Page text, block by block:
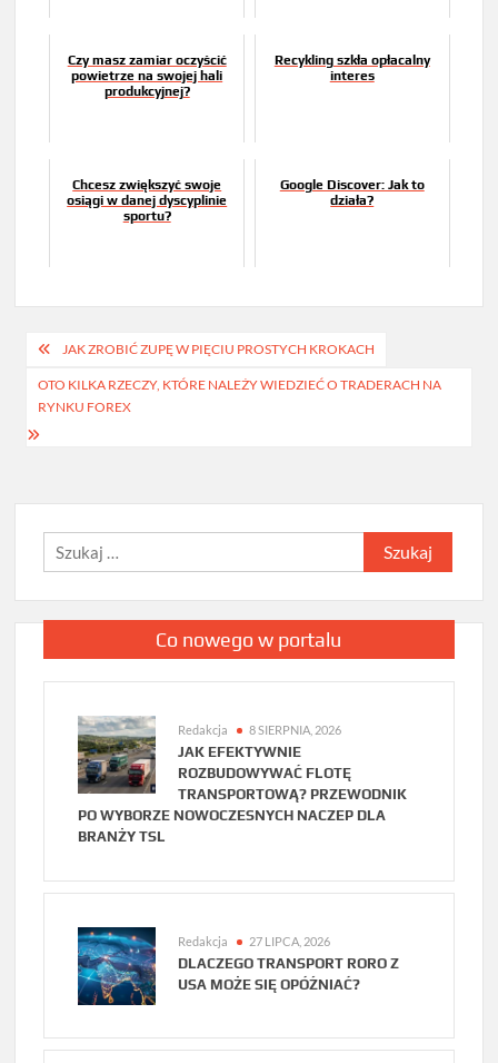
Czy masz zamiar oczyścić
powietrze na swojej hali
produkcyjnej?
Recykling szkła opłacalny
interes
Chcesz zwiększyć swoje
osiągi w danej dyscyplinie
sportu?
Google Discover: Jak to
działa?
Nawigacja
wpisu
JAK ZROBIĆ ZUPĘ W PIĘCIU PROSTYCH KROKACH
OTO KILKA RZECZY, KTÓRE NALEŻY WIEDZIEĆ O TRADERACH NA
RYNKU FOREX
Szukaj:
Co nowego w portalu
Redakcja 8 SIERPNIA, 2026
JAK EFEKTYWNIE
ROZBUDOWYWAĆ FLOTĘ
TRANSPORTOWĄ? PRZEWODNIK
PO WYBORZE NOWOCZESNYCH NACZEP DLA
BRANŻY TSL
Redakcja 27 LIPCA, 2026
DLACZEGO TRANSPORT RORO Z
USA MOŻE SIĘ OPÓŹNIAĆ?